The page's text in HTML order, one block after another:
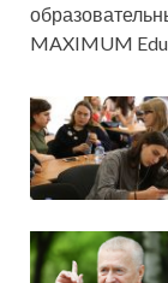
MAXIMUM